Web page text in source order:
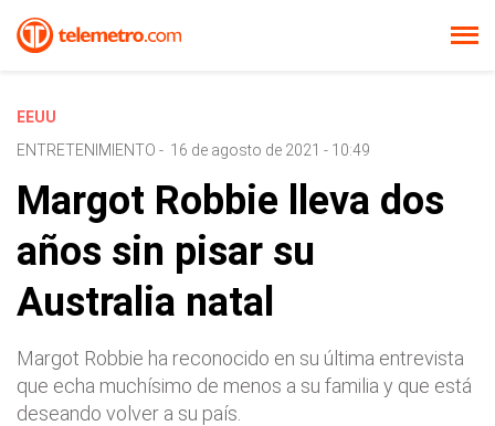
EEUU
ENTRETENIMIENTO - 16 de agosto de 2021 - 10:49
Margot Robbie lleva dos
años sin pisar su
Australia natal
Margot Robbie ha reconocido en su última entrevista
que echa muchísimo de menos a su familia y que está
deseando volver a su país.